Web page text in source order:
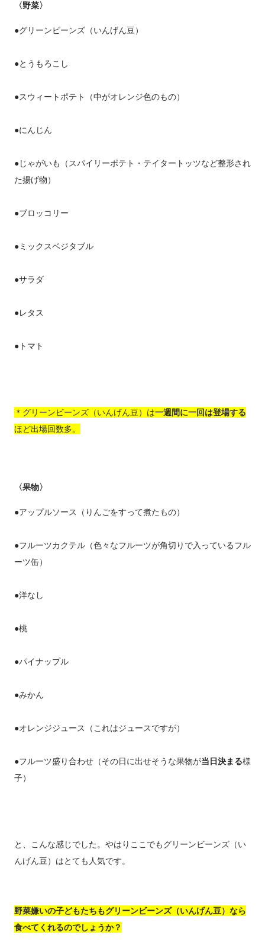
〈野菜〉
●グリーンビーンズ（いんげん豆）
●とうもろこし
●スウィートポテト（中がオレンジ色のもの）
●にんじん
●じゃがいも（スパイリーポテト・テイタートッツなど整形され
た揚げ物）
●ブロッコリー
●ミックスベジタブル
●サラダ
●レタス
●トマト
＊グリーンビーンズ（いんげん豆）は一週間に一回は登場する
ほど出場回数多。
〈果物〉
●アップルソース（りんごをすって煮たもの）
●フルーツカクテル（色々なフルーツが角切りで入っているフル
ーツ缶）
●洋なし
●桃
●パイナップル
●みかん
●オレンジジュース（これはジュースですが）
●フルーツ盛り合わせ（その日に出せそうな果物が当日決まる様
子）
と、こんな感じでした。やはりここでもグリーンビーンズ（い
んげん豆）はとても人気です。
野菜嫌いの子どもたちもグリーンビーンズ（いんげん豆）なら
食べてくれるのでしょうか？